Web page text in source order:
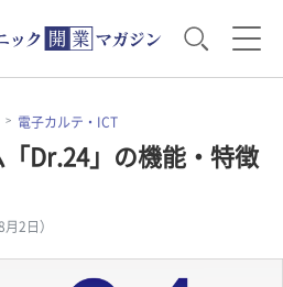
運営・経営のポイント
医療機器・事務機器
電子カルテ・ICT
Dr.24」の機能・特徴
2日）